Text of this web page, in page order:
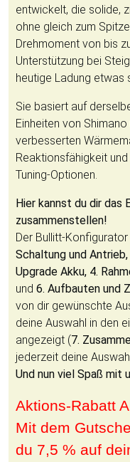
entwickelt, die solide,
ohne gleich zum
Drehmoment von bis
Unterstützung bei
heutige Ladung etwas
Sie basiert auf
Einheiten von
verbesserten
Reaktionsfähigkeit
Tuning-Optionen.
Hier kannst du dir
zusammenstellen!
Der Bullitt-
Schaltung und
Upgrade Akku, 4.
und 6. Aufbauten und
von dir gewünschte
deine Auswahl in den
angezeigt (7.
jederzeit deine
Und nun viel Spaß mit
Aktions-Rabatt
Mit dem
du 7,5 % auf